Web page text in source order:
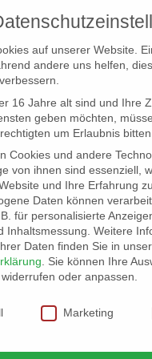
info@erfolgreich-events.de
+4940 46 777 230
auf unserer Website.
andere uns helfen,
16 Jahre alt sind und Ihre
geben möchten,
um Erlaubnis bitten.
Cookies und andere
von ihnen sind essenziell,
und Ihre Erfahrung
Daten können
für personalisierte
Inhaltsmessung. Weitere
Daten finden Sie in
Sie können Ihre
widerrufen oder anpassen.
Marketing